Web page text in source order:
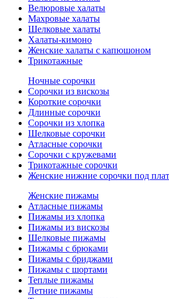
Велюровые халаты
Махровые халаты
Шелковые халаты
Халаты-кимоно
Женские халаты с капюшоном
Трикотажные
Ночные сорочки
Сорочки из вискозы
Короткие сорочки
Длинные сорочки
Сорочки из хлопка
Шелковые сорочки
Атласные сорочки
Сорочки с кружевами
Трикотажные сорочки
Женские нижние сорочки под
Женские пижамы
Атласные пижамы
Пижамы из хлопка
Пижамы из вискозы
Шелковые пижамы
Пижамы с брюками
Пижамы с бриджами
Пижамы с шортами
Теплые пижамы
Летние пижамы